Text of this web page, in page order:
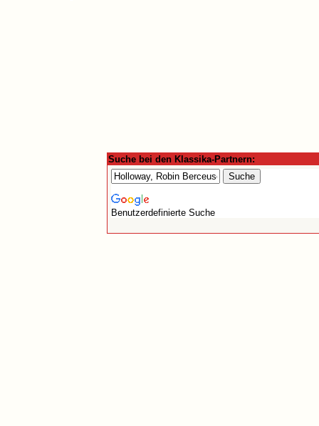
Suche bei den Klassika-Partnern:
Benutzerdefinierte Suche